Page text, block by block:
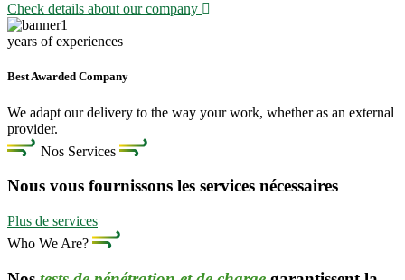
Check details about our company
years of experiences
Best Awarded Company
We adapt our delivery to the way your work, whether as an external
provider.
Nos Services
Nous vous fournissons les services nécessaires
Plus de services
Who We Are?